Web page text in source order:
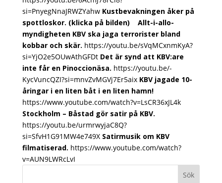
si=PnyegNnaJRWZYahw Kustbevakningen åker på
spottloskor. (klicka på bilden)
Allt-i-allo-
myndigheten KBV ska jaga terrorister bland
kobbar och skär. https://youtu.be/sVqMCxnmKyA?
si=YjO2e5OUwAthGFDt Det är synd att KBV:are
inte får en Pinoccionäsa. https://youtu.be/-
KycVuncQZI?si=mnvZvMGVj7Er5aix KBV jagade 10-
åringar i en liten båt i en liten hamn!
https://www.youtube.com/watch?v=LsCR36xJL4k
Stockholm – Båstad gör satir på KBV.
https://youtu.be/urmrwyjaC8Q?
si=SfvH1G91MW4e749X Satirmusik om KBV
filmatiserad. https://www.youtube.com/watch?
v=AUN9LWRcLvI